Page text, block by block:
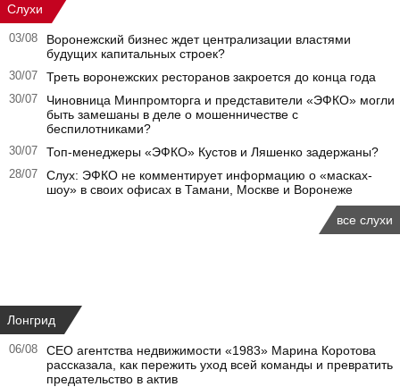
Слухи
03/08
Воронежский бизнес ждет централизации властями
будущих капитальных строек?
30/07 Треть воронежских ресторанов закроется до конца года
30/07
Чиновница Минпромторга и представители «ЭФКО» могли
быть замешаны в деле о мошенничестве с
беспилотниками?
30/07 Топ-менеджеры «ЭФКО» Кустов и Ляшенко задержаны?
28/07
Слух: ЭФКО не комментирует информацию о «масках-
шоу» в своих офисах в Тамани, Москве и Воронеже
все слухи
Лонгрид
06/08
CEO агентства недвижимости «1983» Марина Коротова
рассказала, как пережить уход всей команды и превратить
предательство в актив